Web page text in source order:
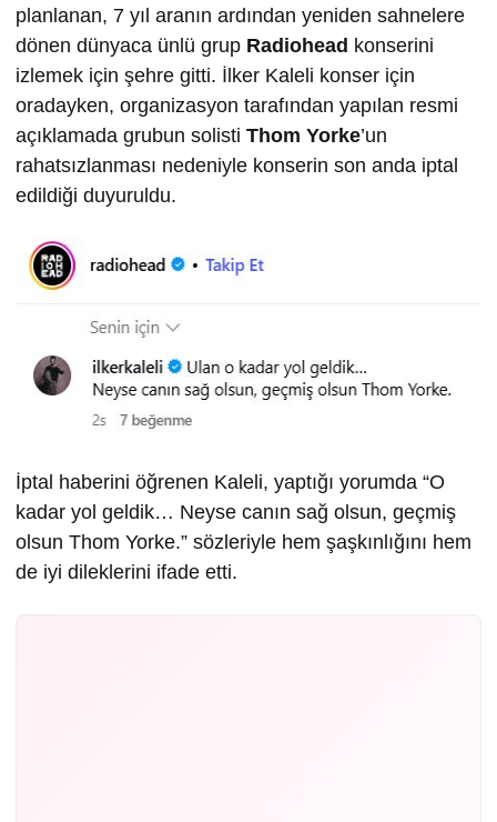
planlanan, 7 yıl aranın ardından yeniden sahnelere
dönen dünyaca ünlü grup Radiohead konserini
izlemek için şehre gitti. İlker Kaleli konser için
oradayken, organizasyon tarafından yapılan resmi
açıklamada grubun solisti Thom Yorke’un
rahatsızlanması nedeniyle konserin son anda iptal
edildiği duyuruldu.
İptal haberini öğrenen Kaleli, yaptığı yorumda “O
kadar yol geldik… Neyse canın sağ olsun, geçmiş
olsun Thom Yorke.” sözleriyle hem şaşkınlığını hem
de iyi dileklerini ifade etti.